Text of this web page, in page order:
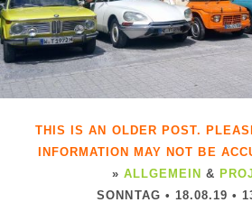
THIS IS AN OLDER POST.
INFORMATION MAY NOT BE
» ALLGEMEIN &
SONNTAG • 18.08.19 •